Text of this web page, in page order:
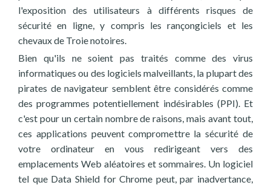
l'exposition des utilisateurs à différents risques de
sécurité en ligne, y compris les rançongiciels et les
chevaux de Troie notoires.
Bien qu'ils ne soient pas traités comme des virus
informatiques ou des logiciels malveillants, la plupart des
pirates de navigateur semblent être considérés comme
des programmes potentiellement indésirables (PPI). Et
c'est pour un certain nombre de raisons, mais avant tout,
ces applications peuvent compromettre la sécurité de
votre ordinateur en vous redirigeant vers des
emplacements Web aléatoires et sommaires. Un logiciel
tel que Data Shield for Chrome peut, par inadvertance,